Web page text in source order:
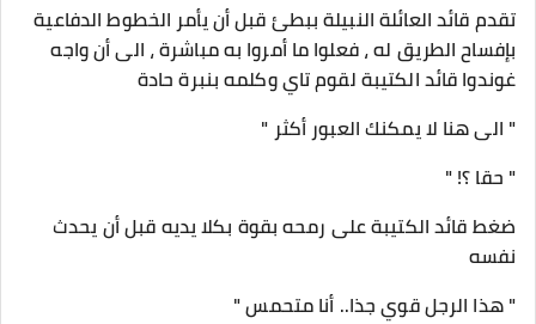
تقدم قائد العائلة النبيلة ببطئ قبل أن يأمر الخطوط الدفاعية
بإفساح الطريق له ، فعلوا ما أمروا به مباشرة ، الى أن واجه
غوندوا قائد الكتيبة لقوم تاي وكلمه بنبرة حادة
" الى هنا لا يمكنك العبور أكثر "
" حقا ؟! "
ضغط قائد الكتيبة على رمحه بقوة بكلا يديه قبل أن يحدث
نفسه
" هذا الرجل قوي جذا.. أنا متحمس "